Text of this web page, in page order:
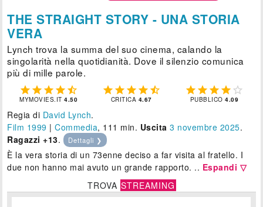
THE STRAIGHT STORY - UNA STORIA
VERA
Lynch trova la summa del suo cinema, calando la
singolarità nella quotidianità. Dove il silenzio comunica
più di mille parole.
    
MYMOVIES.IT4.50
    
CRITICA 4.67
    
PUBBLICO4.09
Regia di David Lynch.
Film 1999 |Commedia, 111 min. Uscita 3 novembre 2025.
Ragazzi +13. Dettagli ❯
È la vera storia di un 73enne deciso a far visita al fratello. I
due non hanno mai avuto un grande rapporto. .. Espandi ▽
TROVA STREAMING